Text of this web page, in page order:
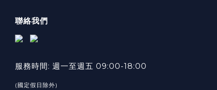
聯絡我們
服務時間: 週一至週五 09:00-18:00
(國定假日除外)